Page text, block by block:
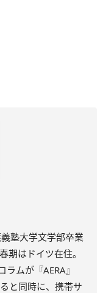
塾大学文学部卒業
期はドイツ在住。
ムが『AERA』
と同時に、携帯サ